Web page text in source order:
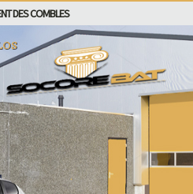
DES COMBLES